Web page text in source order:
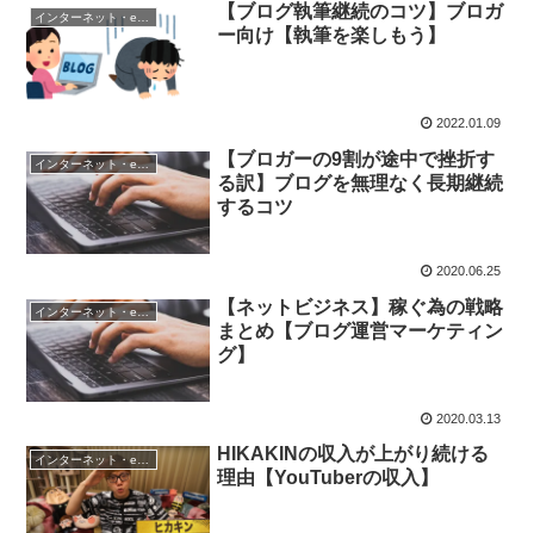
【ブログ執筆継続のコツ】ブロガ
ー向け【執筆を楽しもう】
2022.01.09
インターネット・eビジネス戦略
【ブロガーの9割が途中で挫折す
る訳】ブログを無理なく長期継続
するコツ
2020.06.25
インターネット・eビジネス戦略
【ネットビジネス】稼ぐ為の戦略
まとめ【ブログ運営マーケティン
グ】
2020.03.13
HIKAKINの収入が上がり続ける
理由【YouTuberの収入】